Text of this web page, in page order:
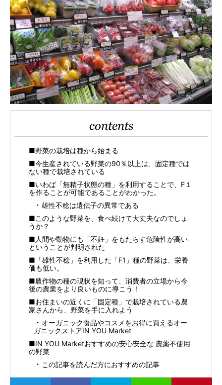
contents
■野菜の栽培は種から始まる
■今生産されている野菜の90％以上は、固定種では
ない種で栽培されている
■いわば「無精子状態の種」を利用することで、F１
を作ることが可能であることがわかった。
雄性不稔は遺伝子の異常である
■このような野菜を、食べ続けて大丈夫なのでしょ
うか？
■人間や動物にも「不妊」をもたらす危険性が高い
ということが判明された
■「雄性不稔」を利用した「F1」種の野菜は、栄養
価も低い。
■農作物の種の現状を知って、消費者の立場から今
後の農業をより良いものに導こう！
■お住まいの近くに「固定種」で栽培されている農
家さんから、野菜を手に入れよう
オーガニック食品やコスメをお得に買えるオー
ガニックストアIN YOU Market
■IN YOU Marketおすすめの安心安全な 農薬不使用
の野菜
この記事を読んだ方におすすめの記事